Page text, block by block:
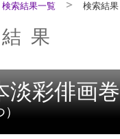
検索結果一覧 検索結果
果
淡彩俳画